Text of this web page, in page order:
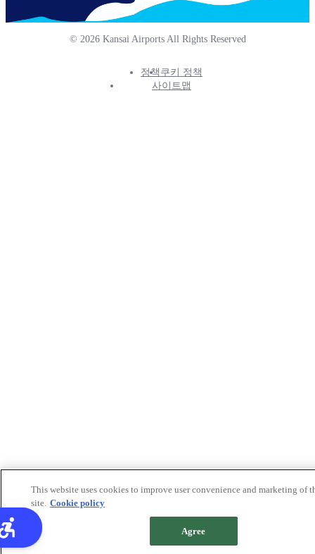
© 2026 Kansai Airports All Rights Reserved
Footer
정책 쿠키 정책
사이트맵
This website uses cookies to improve user convenience and marketing of
site. Cookie policy
Agree